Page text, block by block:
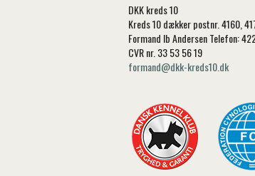
DKK kreds 10
Kreds 10 dækker postnr. 4160,
Formand Ib Andersen Telefon:
CVR nr. 33 53 56 19
formand@dkk-kreds10.dk